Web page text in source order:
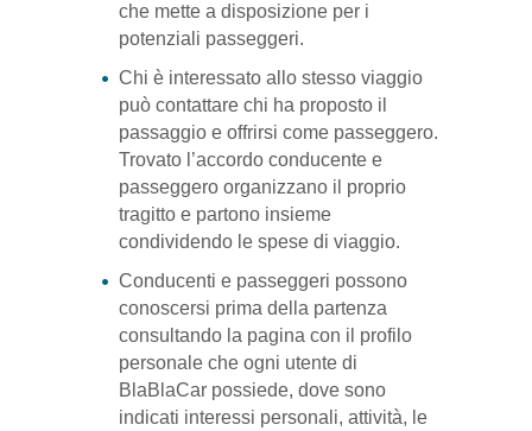
che mette a disposizione per i
potenziali passeggeri.
Chi è interessato allo stesso viaggio
può contattare chi ha proposto il
passaggio e offrirsi come passeggero.
Trovato l’accordo conducente e
passeggero organizzano il proprio
tragitto e partono insieme
condividendo le spese di viaggio.
Conducenti e passeggeri possono
conoscersi prima della partenza
consultando la pagina con il profilo
personale che ogni utente di
BlaBlaCar possiede, dove sono
indicati interessi personali, attività, le